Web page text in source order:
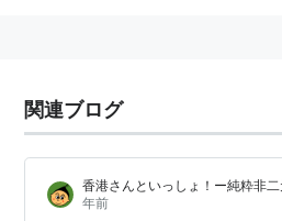
関連ブログ
香港さんといっしょ！ー純粋非
年前